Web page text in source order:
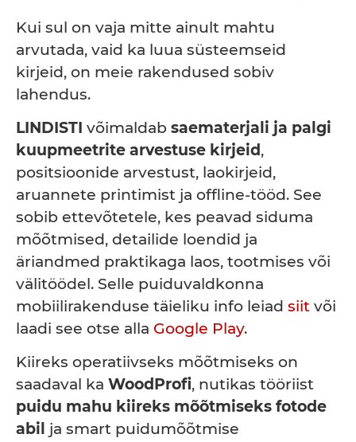
Kui sul on vaja mitte ainult mahtu
arvutada, vaid ka luua süsteemseid
kirjeid, on meie rakendused sobiv
lahendus.
LINDISTI võimaldab saematerjali ja palgi
kuupmeetrite arvestuse kirjeid ,
positsioonide arvestust, laokirjeid,
aruannete printimist ja offline-tööd. See
sobib ettevõtetele, kes peavad siduma
mõõtmised, detailide loendid ja
äriandmed praktikaga laos, tootmises või
välitöödel. Selle puiduvaldkonna
mobiilirakenduse täieliku info leiad siit või
laadi see otse alla Google Play.
Kiireks operatiivseks mõõtmiseks on
saadaval ka WoodProfi, nutikas tööriist
puidu mahu kiireks mõõtmiseks fotode
abil ja smart puidumõõtmise